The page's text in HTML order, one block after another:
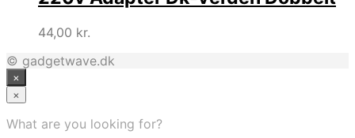
172,00 kr..149,00 kr..
44,00 kr.
© gadgetwave.dk
×
×
What are you looking for?